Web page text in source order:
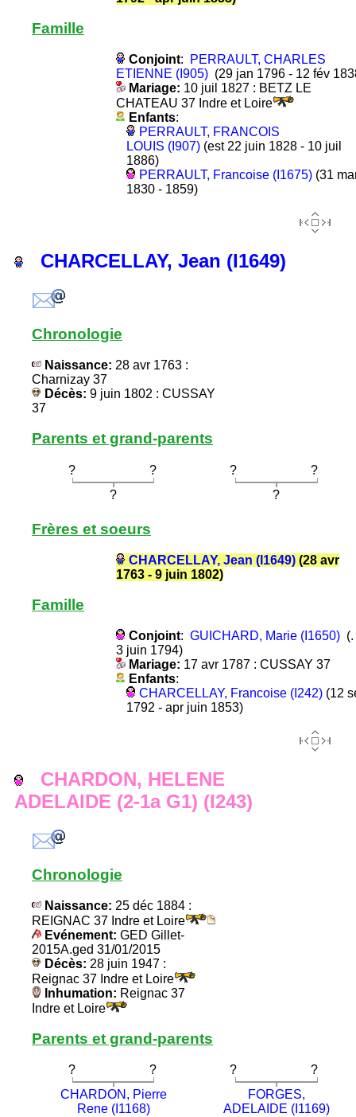
Famille
Conjoint:
PERRAULT, CHARLES
ETIENNE (I905)(29 jan 1796 - 12 fév
Mariage: 10 juil 1827 : BETZ LE
CHATEAU 37 Indre et Loire
Enfants:
PERRAULT, FRANCOIS
LOUIS (I907)(est 22 juin 1828 - 10 juil
1886)
PERRAULT, Francoise (I1675)(31
1830 - 1859)
CHARCELLAY, Jean (I1649)
Chronologie
Naissance: 28 avr 1763 :
Charnizay 37
Décès: 9 juin 1802 : CUSSAY
37
Parents et grand-parents
? ? ?
?
?
?
Frères et soeurs
CHARCELLAY, Jean (I1649)(28 avr
1763 - 9 juin 1802)
Famille
Conjoint: GUICHARD, Marie (I1650)(.
3 juin 1794)
Mariage: 17 avr 1787 : CUSSAY 37
Enfants:
CHARCELLAY, Francoise (I242)(12
1792 - apr juin 1853)
CHARDON, HELENE
ADELAIDE (2-1a G1) (I243)
Chronologie
Naissance: 25 déc 1884 :
REIGNAC 37 Indre et Loire
Evénement: GED Gillet-
2015A.ged 31/01/2015
Décès: 28 juin 1947 :
Reignac 37 Indre et Loire
Inhumation: Reignac 37
Indre et Loire
Parents et grand-parents
? ? ?
?
CHARDON, Pierre
Rene (I1168)
FORGES,
ADELAIDE (I1169)